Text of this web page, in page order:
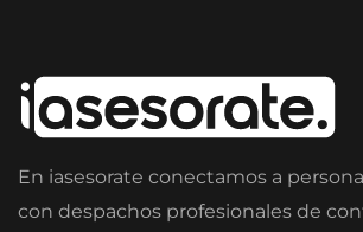
En iasesorate conectamos a
con despachos profesionales de